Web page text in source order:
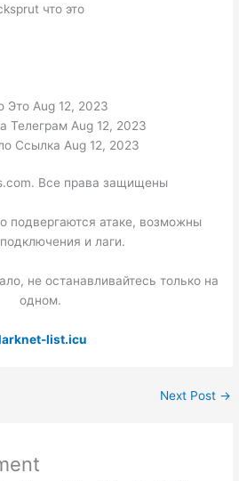
что это
Это Aug 12, 2023
Телеграм Aug 12, 2023
Ссылка Aug 12, 2023
Все права защищены
подвергаются атаке, возможны
и лаги.
не останавливайтесь только на
одном.
list.icu
Next Post →